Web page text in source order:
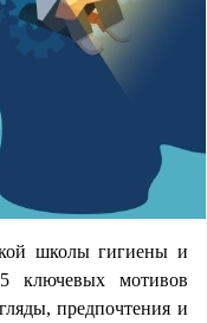
школы гигиены и
ключевых мотивов
предпочтения и